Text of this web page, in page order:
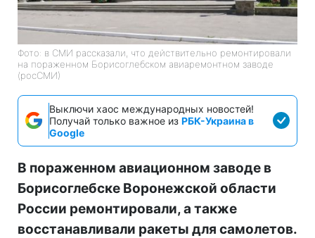
Фото: в СМИ рассказали, что действительно ремонтировали
на пораженном Борисоглебском авиаремонтном заводе
(росСМИ)
Выключи хаос международных новостей!
Получай только важное из РБК-Украина в
Google
В пораженном авиационном заводе в
Борисоглебске Воронежской области
России ремонтировали, а также
восстанавливали ракеты для самолетов.